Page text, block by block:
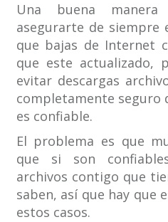
Una buena
asegurarte de siempre
que bajas de Internet
que este actualizado,
evitar descargas
completamente seguro
es confiable.
El problema es que
que si son
archivos contigo que
saben, así que hay que
estos casos.